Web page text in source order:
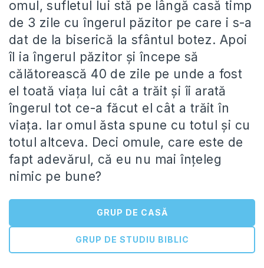
omul, sufletul lui stă pe lângă casă timp
de 3 zile cu îngerul păzitor pe care i s-a
dat de la biserică la sfântul botez. Apoi
îl ia îngerul păzitor și începe să
călătorească 40 de zile pe unde a fost
el toată viața lui cât a trăit și îi arată
îngerul tot ce-a făcut el cât a trăit în
viața. Iar omul ăsta spune cu totul și cu
totul altceva. Deci omule, care este de
fapt adevărul, că eu nu mai înțeleg
nimic pe bune?
GRUP DE CASĂ
GRUP DE STUDIU BIBLIC